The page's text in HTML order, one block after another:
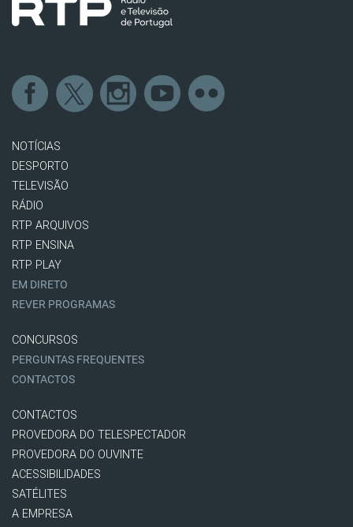
NOTÍCIAS
DESPORTO
TELEVISÃO
RÁDIO
RTP ARQUIVOS
RTP ENSINA
RTP PLAY
EM DIRETO
REVER PROGRAMAS
CONCURSOS
PERGUNTAS FREQUENTES
CONTACTOS
CONTACTOS
PROVEDORA DO TELESPECTADOR
PROVEDORA DO OUVINTE
ACESSIBILIDADES
SATÉLITES
A EMPRESA